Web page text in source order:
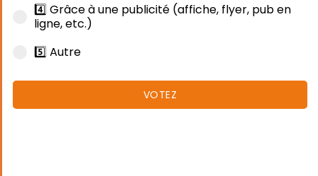
4️⃣ Grâce à une publicité (affiche, flyer, pub en
ligne, etc.)
5️⃣ Autre
VOTEZ